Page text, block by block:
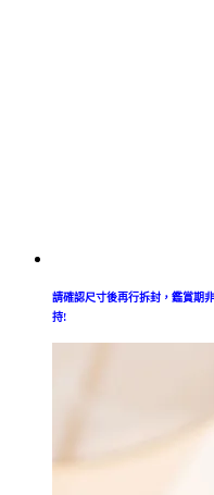
請確認尺寸後再行拆封，鑑賞期
持!